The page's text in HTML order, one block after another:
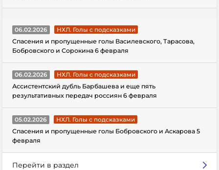
06.02.2026
НХЛ. Голы с подсказками
Спасения и пропущенные голы Василевского, Тарасова,
Бобровского и Сорокина 6 февраля
06.02.2026
НХЛ. Голы с подсказками
Ассистентский дубль Барбашева и еще пять
результативных передач россиян 6 февраля
05.02.2026
НХЛ. Голы с подсказками
Спасения и пропущенные голы Бобровского и Аскарова 5
февраля
Перейти в раздел